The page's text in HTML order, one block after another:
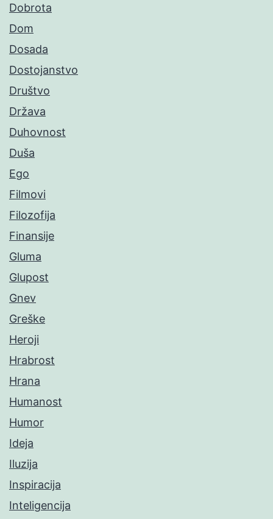
Dobrota
Dom
Dosada
Dostojanstvo
Društvo
Država
Duhovnost
Duša
Ego
Filmovi
Filozofija
Finansije
Gluma
Glupost
Gnev
Greške
Heroji
Hrabrost
Hrana
Humanost
Humor
Ideja
Iluzija
Inspiracija
Inteligencija